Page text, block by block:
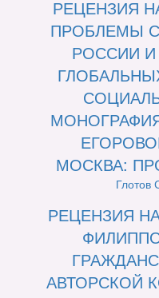
РЕЦЕНЗИЯ
ПРОБЛЕМЫ
РОССИИ И
МОСКВА:
Глотов
РЕЦЕНЗИЯ
АВТОРСКОЙ